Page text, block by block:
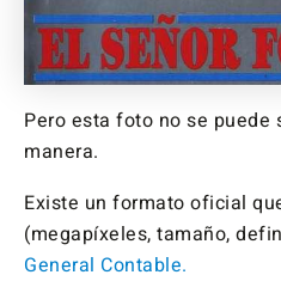
Pero esta foto no se puede
manera.
Existe un formato oficial
(megapíxeles, tamaño,
General Contable.